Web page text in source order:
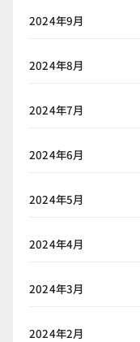
2024年9月
2024年8月
2024年7月
2024年6月
2024年5月
2024年4月
2024年3月
2024年2月